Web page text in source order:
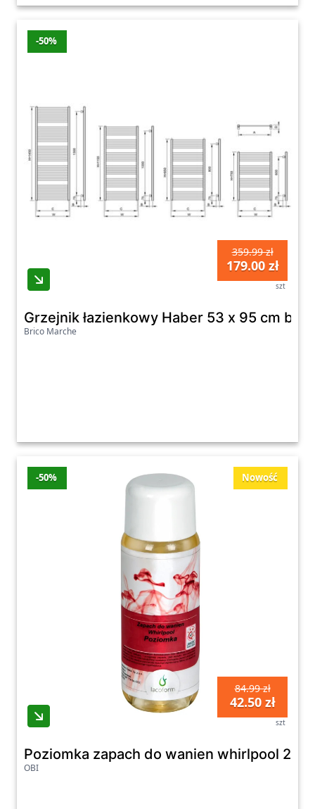
-50%
359.99 zł
179.00 zł
szt
Grzejnik łazienkowy Haber 53 x 95 cm
Brico Marche
Nowość
-50%
84.99 zł
42.50 zł
szt
Poziomka zapach do wanien whirlpool
OBI